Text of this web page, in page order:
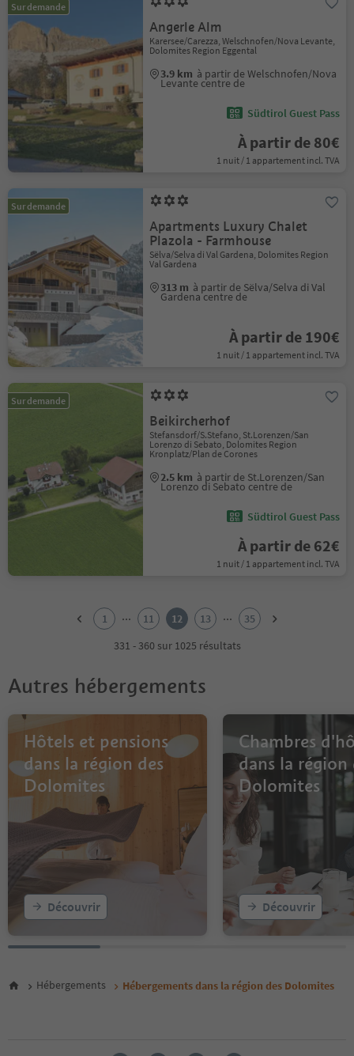
Sur demande
Angerle Alm
Karersee/Carezza, Welschnofen/Nova Levante,
Dolomites Region Eggental
3.9 km à partir de Welschnofen/Nova
Levante centre de
Südtirol Guest Pass
À partir de 80€
1 nuit / 1 appartement incl. TVA
Sur demande
Apartments Luxury Chalet
Plazola - Farmhouse
Sëlva/Selva di Val Gardena, Dolomites Region
Val Gardena
313 m à partir de Sëlva/Selva di Val
Gardena centre de
À partir de 190€
1 nuit / 1 appartement incl. TVA
Sur demande
Beikircherhof
Stefansdorf/S.Stefano, St.Lorenzen/San
Lorenzo di Sebato, Dolomites Region
Kronplatz/Plan de Corones
2.5 km à partir de St.Lorenzen/San
Lorenzo di Sebato centre de
Südtirol Guest Pass
À partir de 62€
1 nuit / 1 appartement incl. TVA
7
9
12
14
22
23
26
1 ... 11 12 13 ...
35
331 - 360 sur 1025 résultats
Autres hébergements
Hôtels et pensions
dans la région des
Dolomites
Découvrir
Chambres
dans la région
Dolomites
Découvrir
Hébergements Hébergements dans la région des Dolomites